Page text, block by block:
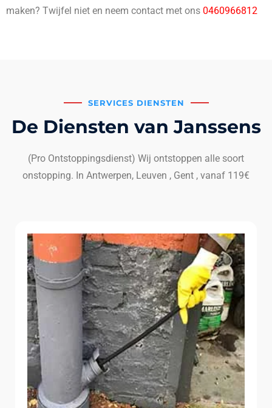
maken? Twijfel niet en neem contact met ons 0460966812
SERVICES DIENSTEN
De Diensten van Janssens
(Pro Ontstoppingsdienst) Wij ontstoppen alle soort
onstopping. In Antwerpen, Leuven , Gent , vanaf 119€